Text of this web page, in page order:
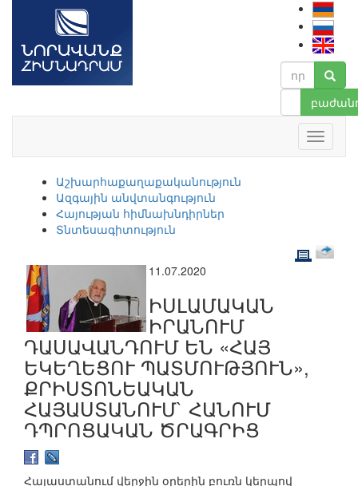
Աշխարհաքաղաքականություն
Ազգային անվտանգություն
Հայության հիմնախնդիրներ
Տնտեսագիտություն
11.07.2020
ԻՍԼԱՄԱԿԱՆ
ԻՐԱՆՈՒՄ
ԴԱՍԱՎԱՆԴՈՒՄ ԵՆ «ՀԱՅ
ԵԿԵՂԵՑՈՒ ՊԱՏՄՈՒԹՅՈՒՆ»,
ՔՐԻՍՏՈՆԵԱԿԱՆ
ՀԱՅԱՍՏԱՆՈՒՄ` ՀԱՆՈՒՄ
ԴՊՐՈՑԱԿԱՆ ԾՐԱԳՐԻՑ
Հայաստանում վերջին օրերին բուռն կերպով